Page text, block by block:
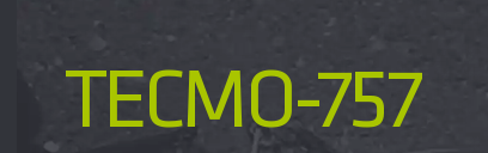
TECMO-757